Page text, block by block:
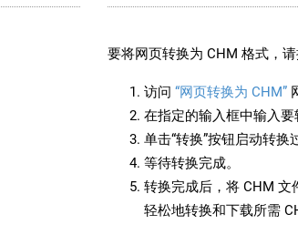
要将网页转换为 CHM 格式，
访问 “网页转换为 CHM”
在指定的输入框中输入要
单击“转换”按钮启动转换
等待转换完成。
转换完成后，将 CHM 文
轻松地转换和下载所需